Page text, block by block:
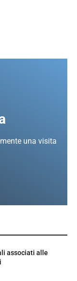
una visita
associati alle